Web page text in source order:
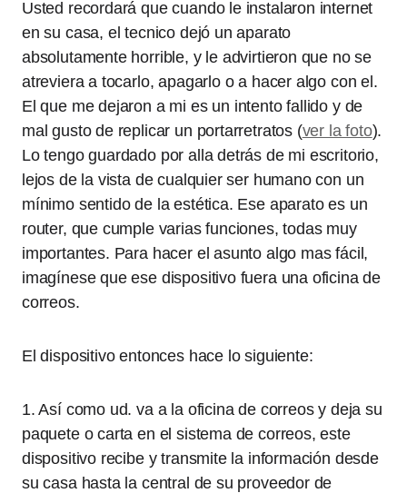
Usted recordará que cuando le instalaron internet
en su casa, el tecnico dejó un aparato
absolutamente horrible, y le advirtieron que no se
atreviera a tocarlo, apagarlo o a hacer algo con el.
El que me dejaron a mi es un intento fallido y de
mal gusto de replicar un portarretratos (ver la foto).
Lo tengo guardado por alla detrás de mi escritorio,
lejos de la vista de cualquier ser humano con un
mínimo sentido de la estética. Ese aparato es un
router, que cumple varias funciones, todas muy
importantes. Para hacer el asunto algo mas fácil,
imagínese que ese dispositivo fuera una oficina de
correos.
El dispositivo entonces hace lo siguiente:
1. Así como ud. va a la oficina de correos y deja su
paquete o carta en el sistema de correos, este
dispositivo recibe y transmite la información desde
su casa hasta la central de su proveedor de